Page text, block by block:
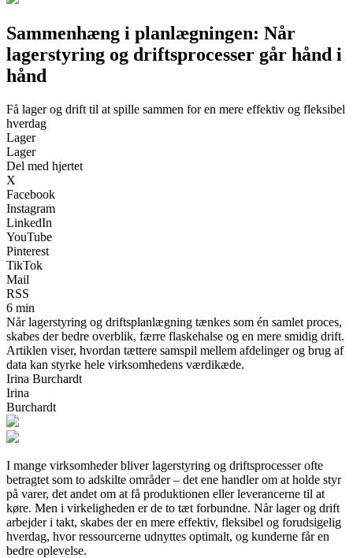
Sammenhæng i planlægningen: Når
lagerstyring og driftsprocesser går hånd i
hånd
Få lager og drift til at spille sammen for en mere effektiv og fleksibel
hverdag
Lager
Lager
Del med hjertet
X
Facebook
Instagram
LinkedIn
YouTube
Pinterest
TikTok
Mail
RSS
6 min
Når lagerstyring og driftsplanlægning tænkes som én samlet proces,
skabes der bedre overblik, færre flaskehalse og en mere smidig drift.
Artiklen viser, hvordan tættere samspil mellem afdelinger og brug af
data kan styrke hele virksomhedens værdikæde.
Irina Burchardt
Irina
Burchardt
I mange virksomheder bliver lagerstyring og driftsprocesser ofte
betragtet som to adskilte områder – det ene handler om at holde styr
på varer, det andet om at få produktionen eller leverancerne til at
køre. Men i virkeligheden er de to tæt forbundne. Når lager og drift
arbejder i takt, skabes der en mere effektiv, fleksibel og forudsigelig
hverdag, hvor ressourcerne udnyttes optimalt, og kunderne får en
bedre oplevelse.